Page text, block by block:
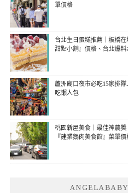
單價格
台北生日蛋糕推薦｜板橋
甜點小舖』價格、台北爆料
蘆洲廟口夜市必吃15家排
吃懶人包
桃園新屋美食｜最佳神農
『建業鵝肉美食館』菜單